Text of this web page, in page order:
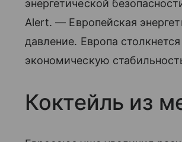
энергетической
Alert. — Европейская
давление. Европа
экономическую
Коктейль из